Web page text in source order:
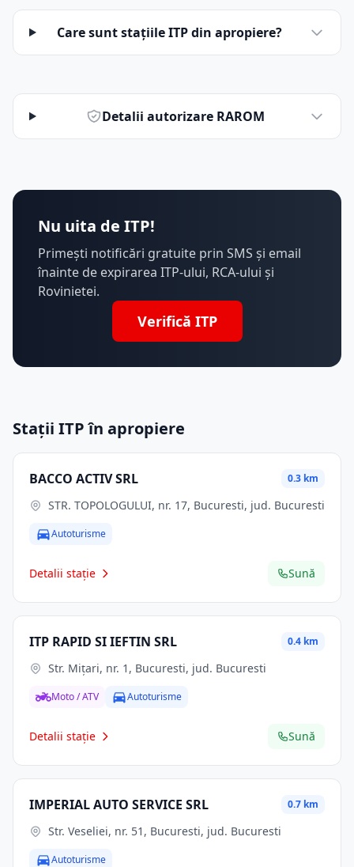
Care sunt stațiile ITP din apropiere?
Detalii autorizare RAROM
Nu uita de ITP!
Primești notificări gratuite prin SMS și email
înainte de expirarea ITP-ului, RCA-ului și
Rovinietei.
Verifică ITP
Stații ITP în apropiere
BACCO ACTIV SRL 0.3 km
STR. TOPOLOGULUI, nr. 17, Bucuresti, jud. Bucuresti
Autoturisme
Detalii stație Sună
ITP RAPID SI IEFTIN SRL 0.4 km
Str. Miţari, nr. 1, Bucuresti, jud. Bucuresti
Moto / ATV Autoturisme
Detalii stație Sună
IMPERIAL AUTO SERVICE SRL 0.7 km
Str. Veseliei, nr. 51, Bucuresti, jud. Bucuresti
Autoturisme